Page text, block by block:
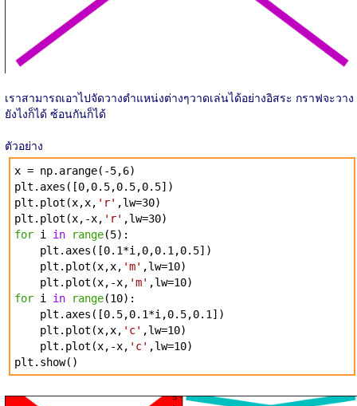
เราสามารถเอาไปจัดวางตำแหน่งต่างๆวาดเล่นได้อย่างอิสระ กราฟจะวาง
ยังไงก็ได้ ซ้อนกันก็ได้
ตัวอย่าง
x = np.arange(-5,6)
plt.axes([0,0.5,0.5,0.5])
plt.plot(x,x, 'r' ,lw=30)
plt.plot(x,-x, 'r' ,lw=30)
for i in range(5):
plt.axes([0.1*i,0,0.1,0.5])
plt.plot(x,x, 'm' ,lw=10)
plt.plot(x,-x, 'm' ,lw=10)
for i in range(10):
plt.axes([0.5,0.1*i,0.5,0.1])
plt.plot(x,x, 'c' ,lw=10)
plt.plot(x,-x, 'c' ,lw=10)
plt.show()